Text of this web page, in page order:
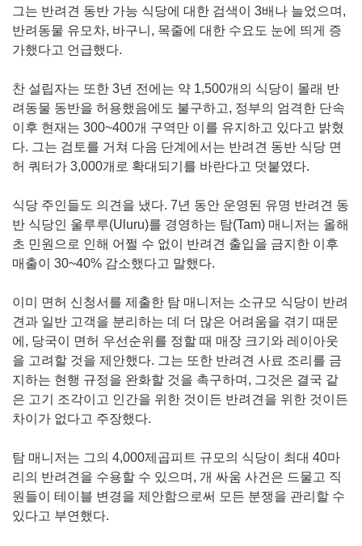
그는 반려견 동반 가능 식당에 대한 검색이 3배나 늘었으며,
반려동물 유모차, 바구니, 목줄에 대한 수요도 눈에 띄게 증
가했다고 언급했다.
찬 설립자는 또한 3년 전에는 약 1,500개의 식당이 몰래 반
려동물 동반을 허용했음에도 불구하고, 정부의 엄격한 단속
이후 현재는 300~400개 구역만 이를 유지하고 있다고 밝혔
다. 그는 검토를 거쳐 다음 단계에서는 반려견 동반 식당 면
허 쿼터가 3,000개로 확대되기를 바란다고 덧붙였다.
식당 주인들도 의견을 냈다. 7년 동안 운영된 유명 반려견 동
반 식당인 울루루(Uluru)를 경영하는 탐(Tam) 매니저는 올해
초 민원으로 인해 어쩔 수 없이 반려견 출입을 금지한 이후
매출이 30~40% 감소했다고 말했다.
이미 면허 신청서를 제출한 탐 매니저는 소규모 식당이 반려
견과 일반 고객을 분리하는 데 더 많은 어려움을 겪기 때문
에, 당국이 면허 우선순위를 정할 때 매장 크기와 레이아웃
을 고려할 것을 제안했다. 그는 또한 반려견 사료 조리를 금
지하는 현행 규정을 완화할 것을 촉구하며, 그것은 결국 같
은 고기 조각이고 인간을 위한 것이든 반려견을 위한 것이든
차이가 없다고 주장했다.
탐 매니저는 그의 4,000제곱피트 규모의 식당이 최대 40마
리의 반려견을 수용할 수 있으며, 개 싸움 사건은 드물고 직
원들이 테이블 변경을 제안함으로써 모든 분쟁을 관리할 수
있다고 부연했다.